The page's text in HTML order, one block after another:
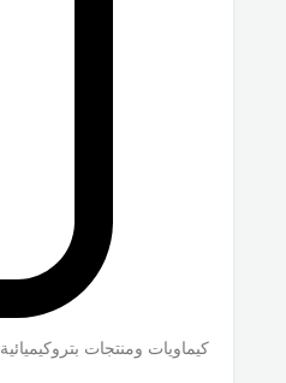
كيماويات ومنتجات بتروكيميائية